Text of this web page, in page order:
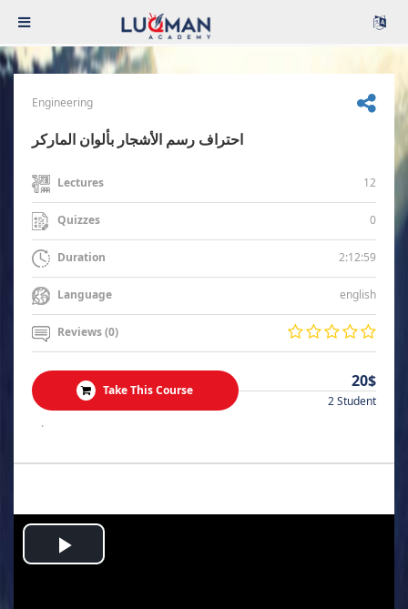
Engineering
احتراف رسم الأشجار بألوان الماركر
Lectures 12
Quizzes 0
Duration 2:12:59
Language english
Reviews (0)
Take This Course 20$
2 Student
.
Play